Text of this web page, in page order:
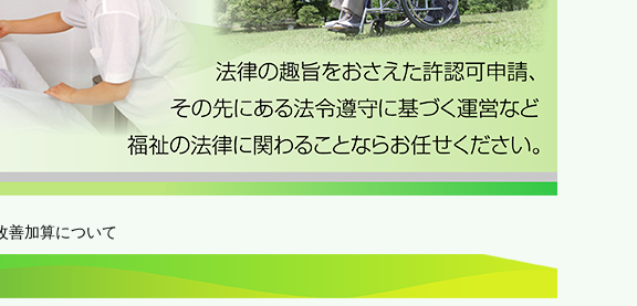
善加算について